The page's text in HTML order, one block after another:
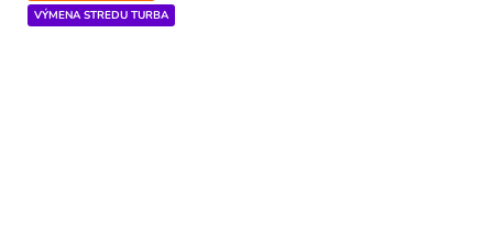
VÝMENA STREDU TURBA